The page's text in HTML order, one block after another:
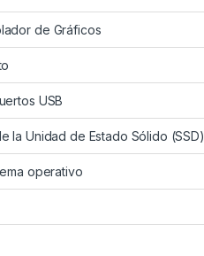
de Gráficos
USB
la Unidad de Estado Sólido (SSD)
operativo